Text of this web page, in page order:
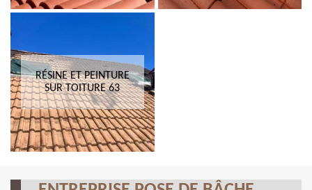
RÉSINE ET PEINTURE
SUR TOITURE 63